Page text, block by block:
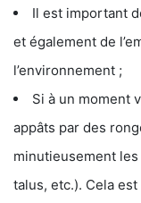
Il est important
et également de
l’environnement ;
Si à un moment
appâts par des
minutieusement
talus, etc.). Cela est